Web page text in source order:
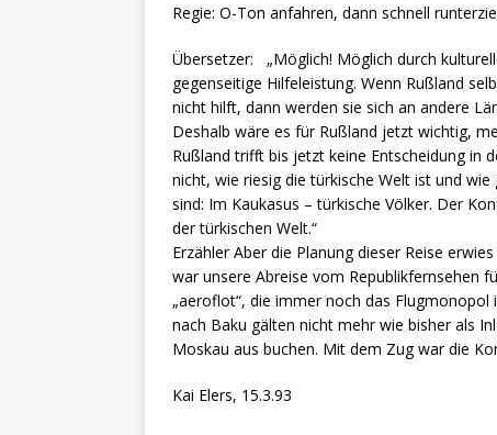
Regie: O-Ton anfahren, dann schnell
Übersetzer: „Möglich! Möglich durch
gegenseitige Hilfeleistung. Wenn Rußland
nicht hilft, dann werden sie sich an andere
Deshalb wäre es für Rußland jetzt wichtig,
Rußland trifft bis jetzt keine Entscheidung in
nicht, wie riesig die türkische Welt ist und
sind: Im Kaukasus – türkische Völker. Der
der türkischen Welt.“
Erzähler Aber die Planung dieser Reise
war unsere Abreise vom Republikfernsehen
„aeroflot“, die immer noch das
nach Baku gälten nicht mehr wie bisher als
Moskau aus buchen. Mit dem Zug war die
Kai Elers, 15.3.93